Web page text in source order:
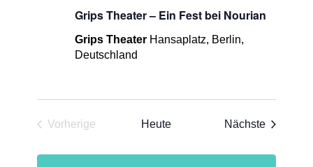
Grips Theater – Ein Fest bei Nourian
Grips Theater Hansaplatz, Berlin,
Deutschland
Vorherige
Heute Nächste